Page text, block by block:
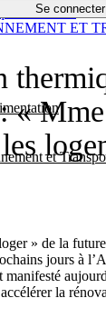
Se connecter
et
Économie
«
» de la
jours à
manifesté
la
ET